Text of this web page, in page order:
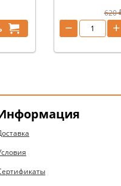
620
+
−